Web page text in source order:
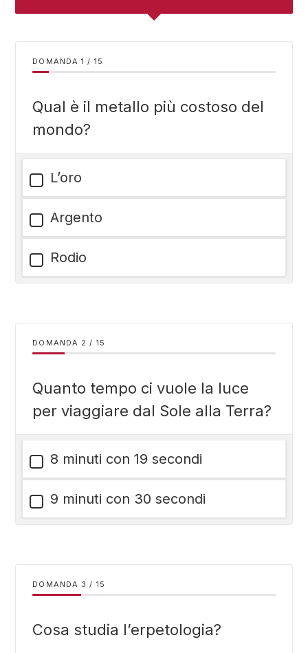
DOMANDA / 15
Qual è il metallo più costoso del
mondo?
L’oro
Argento
Rodio
DOMANDA / 15
Quanto tempo ci vuole la luce
per viaggiare dal Sole alla Terra?
8 minuti con 19 secondi
9 minuti con 30 secondi
DOMANDA / 15
Cosa studia l’erpetologia?